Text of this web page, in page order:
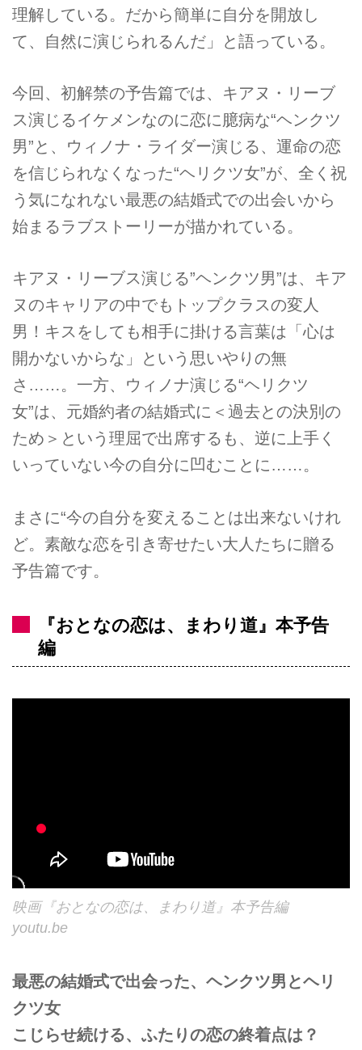
理解している。だから簡単に自分を開放し
て、自然に演じられるんだ」と語っている。
今回、初解禁の予告篇では、キアヌ・リーブ
ス演じるイケメンなのに恋に臆病な“ヘンクツ
男”と、ウィノナ・ライダー演じる、運命の恋
を信じられなくなった“ヘリクツ女”が、全く祝
う気になれない最悪の結婚式での出会いから
始まるラブストーリーが描かれている。
キアヌ・リーブス演じる”ヘンクツ男”は、キア
ヌのキャリアの中でもトップクラスの変人
男！キスをしても相手に掛ける言葉は「心は
開かないからな」という思いやりの無
さ……。一方、ウィノナ演じる“ヘリクツ
女”は、元婚約者の結婚式に＜過去との決別の
ため＞という理屈で出席するも、逆に上手く
いっていない今の自分に凹むことに……。
まさに“今の自分を変えることは出来ないけれ
ど。素敵な恋を引き寄せたい大人たちに贈る
予告篇です。
『おとなの恋は、まわり道』本予告
編
映画『おとなの恋は、まわり道』本予告編
youtu.be
最悪の結婚式で出会った、ヘンクツ男とヘリ
クツ女
こじらせ続ける、ふたりの恋の終着点は？